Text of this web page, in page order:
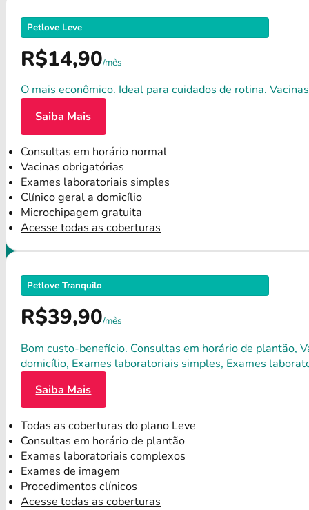
Petlove Leve
R$14,90/mês
O mais econômico. Ideal para cuidados de rotina.
Saiba Mais
Consultas em horário normal
Vacinas obrigatórias
Exames laboratoriais simples
Clínico geral a domicílio
Microchipagem gratuita
Acesse todas as coberturas
Petlove Tranquilo
R$39,90/mês
Bom custo-benefício. Consultas em horário de plantão,
domicílio, Exames laboratoriais simples, Exames
Saiba Mais
Todas as coberturas do plano Leve
Consultas em horário de plantão
Exames laboratoriais complexos
Exames de imagem
Procedimentos clínicos
Acesse todas as coberturas